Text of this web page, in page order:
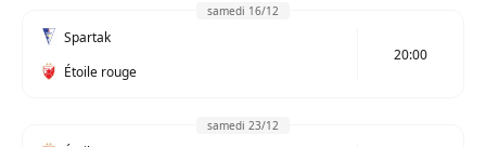
samedi 16/12
Spartak
Étoile rouge
20:00
samedi 23/12